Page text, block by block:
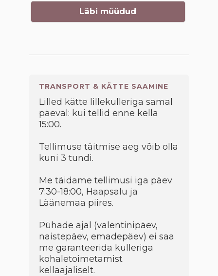
Läbi müüdud
TRANSPORT & KÄTTE SAAMINE
Lilled kätte lillekulleriga samal
päeval: kui tellid enne kella
15:00.
Tellimuse täitmise aeg võib olla
kuni 3 tundi.
Me täidame tellimusi iga päev
7:30-18:00, Haapsalu ja
Läänemaa piires.
Pühade ajal (valentinipäev,
naistepäev, emadepäev) ei saa
me garanteerida kulleriga
kohaletoimetamist
kellaajaliselt.